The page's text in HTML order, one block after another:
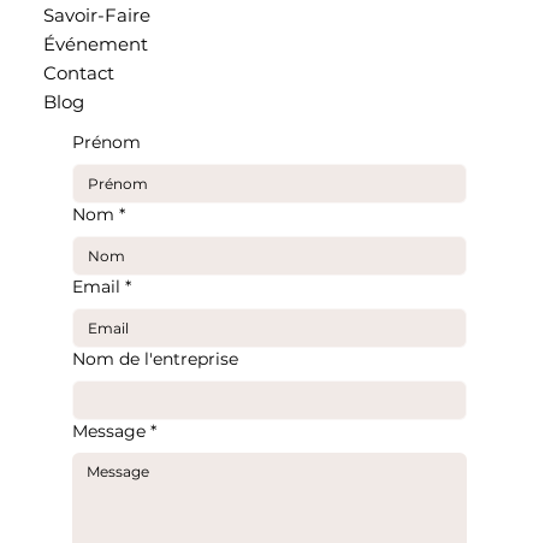
Savoir-Faire
Événement
Contact
Blog
Prénom
Nom *
Email *
Nom de l'entreprise
Message *